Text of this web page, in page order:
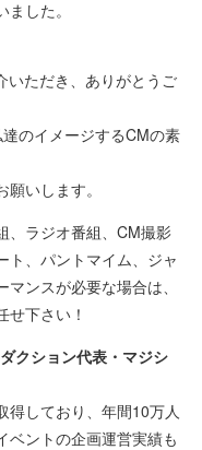
した。
いただき、ありがとうご
のイメージするCMの素
いします。
、ラジオ番組、CM撮影
ト、パントマイム、ジャ
ンスが必要な場合は、
下さい！
クション代表・マジシ
得しており、年間10万人
ベントの企画運営実績も